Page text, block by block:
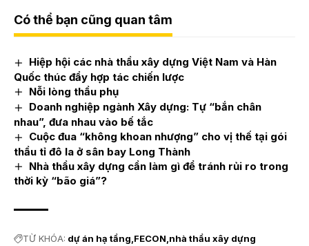
Có thể bạn cũng quan tâm
Hiệp hội các nhà thầu xây dựng Việt Nam và Hàn
Quốc thúc đẩy hợp tác chiến lược
Nỗi lòng thầu phụ
Doanh nghiệp ngành Xây dựng: Tự “bắn chân
nhau”, đưa nhau vào bế tắc
Cuộc đua “không khoan nhượng” cho vị thế tại gói
thầu tỉ đô la ở sân bay Long Thành
Nhà thầu xây dựng cần làm gì để tránh rủi ro trong
thời kỳ “bão giá”?
TỪ KHÓA: dự án hạ tầng FECON nhà thầu xây dựng